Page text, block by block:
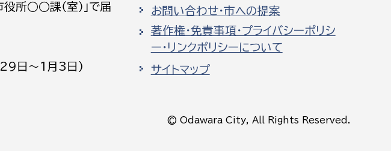
所○○課（室）」で届
29日～1月3日)
お問い合わせ・市への提案
著作権・免責事項・プライバシーポリシ
ー・リンクポリシーについて
サイトマップ
© Odawara City, All Rights Reserved.